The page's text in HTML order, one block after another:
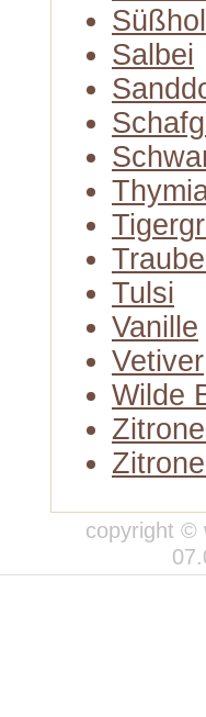
Salbei
Tulsi
Vanille
Vetiver
Wilde
copyright ©